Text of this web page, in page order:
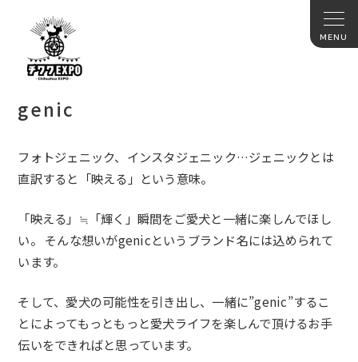
genic
フォトジェニック、インスタジェニック…ジェニックとは
直訳すると「映える」という意味。
「映える」≒「輝く」瞬間をご愛犬と一緒に楽しんでほし
い。 そんな想いがgenicというブランド名には込められて
います。
そして、愛犬の可能性を引き出し、一緒に”genic”するこ
とによってもっともっと愛犬ライフを楽しんで頂けるお手
伝いをできればと思っています。